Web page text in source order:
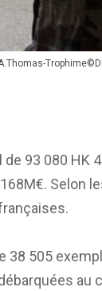
93 080 HK
Selon
38 505
au